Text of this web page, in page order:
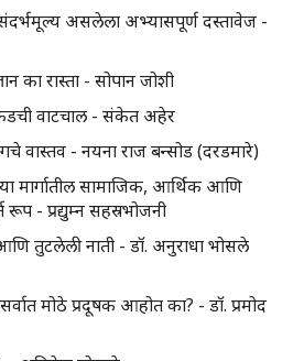
संदर्भमूल्य असलेला अभ्यासपूर्ण दस्तावेज -
का रास्ता - सोपान जोशी
वाटचाल - संकेत अहेर
वास्तव - नयना राज बन्सोड (दरडमारे)
मार्गातील सामाजिक, आर्थिक आणि
- प्रद्युम्न सहस्रभोजनी
तुटलेली नाती - डॉ. अनुराधा भोसले
मोठे प्रदूषक आहोत का? - डॉ. प्रमोद